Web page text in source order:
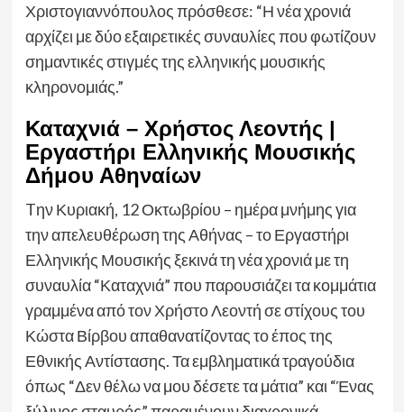
Χριστογιαννόπουλος πρόσθεσε: “Η νέα χρονιά
αρχίζει με δύο εξαιρετικές συναυλίες που φωτίζουν
σημαντικές στιγμές της ελληνικής μουσικής
κληρονομιάς.”
Καταχνιά – Χρήστος Λεοντής |
Εργαστήρι Ελληνικής Μουσικής
Δήμου Αθηναίων
Tην Κυριακή, 12 Οκτωβρίου – ημέρα μνήμης για
την απελευθέρωση της Αθήνας – το Εργαστήρι
Ελληνικής Μουσικής ξεκινά τη νέα χρονιά με τη
συναυλία “Καταχνιά” που παρουσιάζει τα κομμάτια
γραμμένα από τον Χρήστο Λεοντή σε στίχους του
Κώστα Βίρβου απαθανατίζοντας το έπος της
Εθνικής Αντίστασης. Τα εμβληματικά τραγούδια
όπως “Δεν θέλω να μου δέσετε τα μάτια” και “Ένας